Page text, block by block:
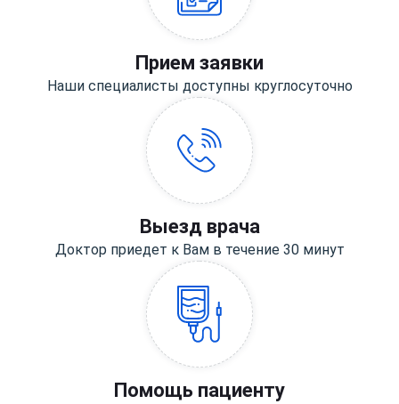
Прием заявки
Наши специалисты доступны круглосуточно
Выезд врача
Доктор приедет к Вам в течение 30 минут
Помощь пациенту